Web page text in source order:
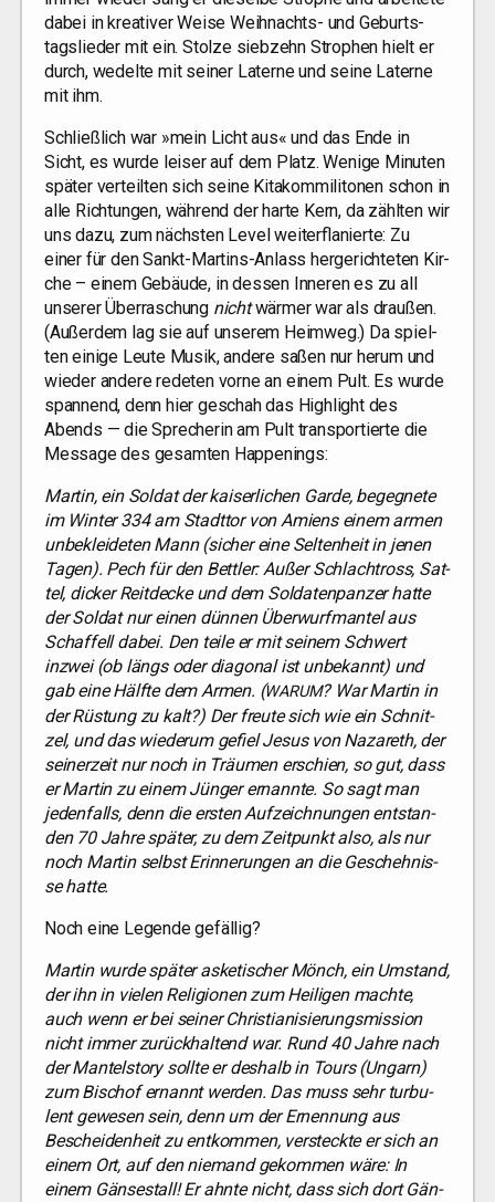
dabei in krea­ti­ver Wei­se Weih­nachts- und Geburts­
tags­lie­der mit ein. Stol­ze sieb­zehn Stro­phen hielt er
durch, wedel­te mit sei­ner Later­ne und sei­ne Later­ne
mit ihm.
Schließ­lich war »mein Licht aus« und das Ende in
Sicht, es wur­de lei­ser auf dem Platz. Weni­ge Minu­ten
spä­ter ver­teil­ten sich sei­ne Kita­kom­mi­li­to­nen schon in
alle Rich­tun­gen, wäh­rend der har­te Kern, da zähl­ten wir
uns dazu, zum nächs­ten Level wei­ter­f­la­nier­te: Zu
einer für den Sankt-Mar­tins-Anlass her­ge­rich­te­ten Kir­
che – einem Gebäu­de, in des­sen Inne­ren es zu all
unse­rer Über­ra­schung nichtwär­mer war als drau­ßen.
(Außer­dem lag sie auf unse­rem Heim­weg.) Da spiel­
ten eini­ge Leu­te Musik, ande­re saßen nur her­um und
wie­der ande­re rede­ten vor­ne an einem Pult. Es wur­de
span­nend, denn hier geschah das High­light des
Abends — die Spre­che­rin am Pult trans­por­tier­te die
Mes­sa­ge des gesam­ten Happenings:
Mar­tin, ein Sol­dat der kai­ser­li­chen Gar­de, begeg­ne­te
im Win­ter 334 am Stadt­tor von Ami­ens einem armen
unbe­klei­de­ten Mann (sicher eine Sel­ten­heit in jenen
Tagen). Pech für den Bett­ler: Außer Schlacht­ross, Sat­
tel, dicker Reit­de­cke und dem Sol­da­ten­pan­zer hat­te
der Sol­dat nur einen dün­nen Über­wurf­man­tel aus
Schaf­fell dabei. Den tei­le er mit sei­nem Schwert
inzwei (ob längs oder dia­go­nal ist unbe­kannt) und
gab eine Hälf­te dem Armen. (WARUM? War Mar­tin in
der Rüs­tung zu kalt?) Der freu­te sich wie ein Schnit­
zel, und das wie­der­um gefiel Jesus von Naza­reth, der
sei­ner­zeit nur noch in Träu­men erschien, so gut, dass
er Mar­tin zu einem Jün­ger ernann­te. So sagt man
jeden­falls, denn die ers­ten Auf­zeich­nun­gen ent­stan­
den 70 Jah­re spä­ter, zu dem Zeit­punkt also, als nur
noch Mar­tin selbst Erin­ne­run­gen an die Gescheh­nis­
se hatte.
Noch eine Legen­de gefällig?
Mar­tin wur­de spä­ter aske­ti­scher Mönch, ein Umstand,
der ihn in vie­len Reli­gio­nen zum Hei­li­gen mach­te,
auch wenn er bei sei­ner Chris­tia­ni­sie­rungs­mis­si­on
nicht immer zurück­hal­tend war. Rund 40 Jah­re nach
der Man­tel­sto­ry soll­te er des­halb in Tours (Ungarn)
zum Bischof ernannt wer­den. Das muss sehr tur­bu­
lent gewe­sen sein, denn um der Ernen­nung aus
Beschei­den­heit zu ent­kom­men, ver­steck­te er sich an
einem Ort, auf den nie­mand gekom­men wäre: In
einem Gän­se­stall! Er ahn­te nicht, dass sich dort Gän­